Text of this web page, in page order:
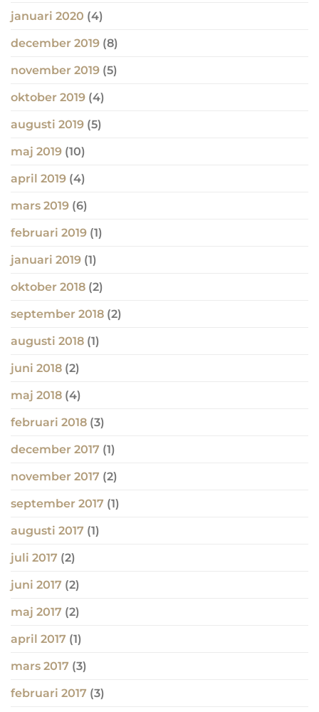
januari 2020 (4)
december 2019 (8)
november 2019 (5)
oktober 2019 (4)
augusti 2019 (5)
maj 2019 (10)
april 2019 (4)
mars 2019 (6)
februari 2019 (1)
januari 2019 (1)
oktober 2018 (2)
september 2018 (2)
augusti 2018 (1)
juni 2018 (2)
maj 2018 (4)
februari 2018 (3)
december 2017 (1)
november 2017 (2)
september 2017 (1)
augusti 2017 (1)
juli 2017 (2)
juni 2017 (2)
maj 2017 (2)
april 2017 (1)
mars 2017 (3)
februari 2017 (3)